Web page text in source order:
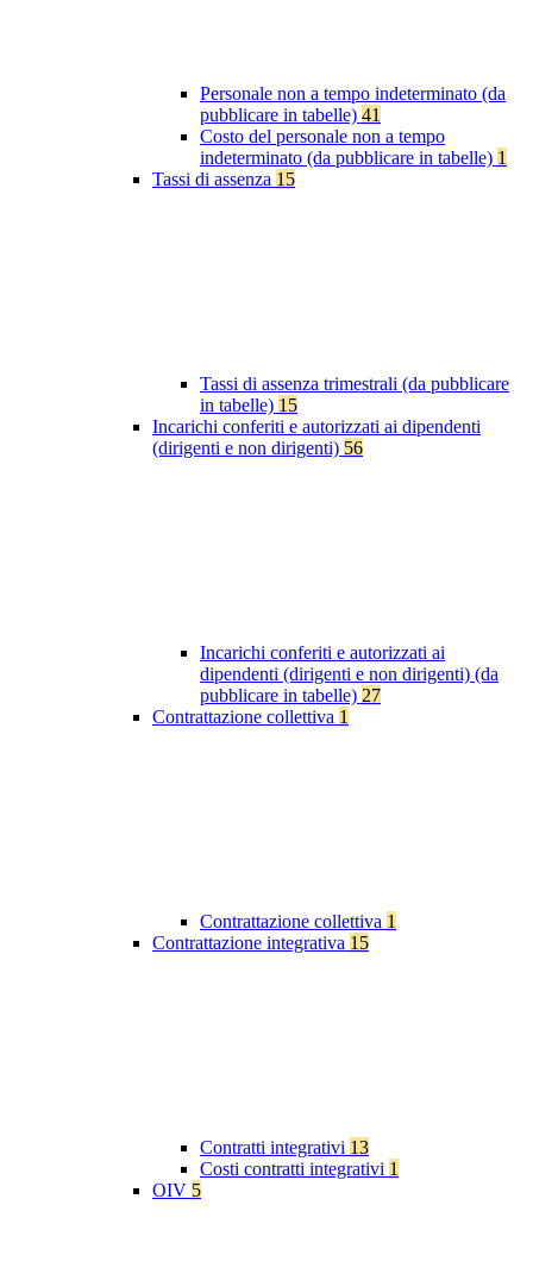
Personale non a tempo indeterminato (da
pubblicare in tabelle) 41
Costo del personale non a tempo
indeterminato (da pubblicare in tabelle) 1
Tassi di assenza 15
Tassi di assenza trimestrali (da pubblicare
in tabelle) 15
Incarichi conferiti e autorizzati ai dipendenti
(dirigenti e non dirigenti) 56
Incarichi conferiti e autorizzati ai
dipendenti (dirigenti e non dirigenti) (da
pubblicare in tabelle) 27
Contrattazione collettiva 1
Contrattazione collettiva 1
Contrattazione integrativa 15
Contratti integrativi 13
Costi contratti integrativi 1
OIV 5